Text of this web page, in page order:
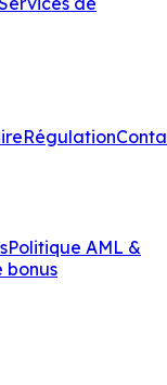
Régulation
Politique AML &
bonus